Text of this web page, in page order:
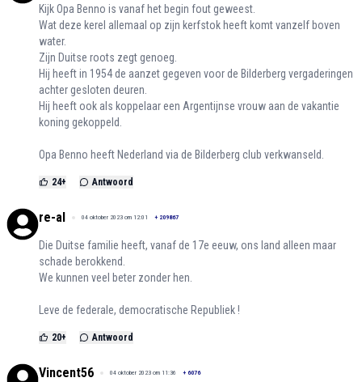
Kijk Opa Benno is vanaf het begin fout geweest.
Wat deze kerel allemaal op zijn kerfstok heeft komt vanzelf boven
water.
Zijn Duitse roots zegt genoeg.
Hij heeft in 1954 de aanzet gegeven voor de Bilderberg vergaderingen
achter gesloten deuren.
Hij heeft ook als koppelaar een Argentijnse vrouw aan de vakantie
koning gekoppeld.
Opa Benno heeft Nederland via de Bilderberg club verkwanseld.
24+ Antwoord
re-al 04 oktober 2023 om 12:01 + 209867
Die Duitse familie heeft, vanaf de 17e eeuw, ons land alleen maar
schade berokkend.
We kunnen veel beter zonder hen.
Leve de federale, democratische Republiek !
20+ Antwoord
Vincent56 04 oktober 2023 om 11:36 + 6076